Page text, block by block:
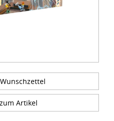
Artikel